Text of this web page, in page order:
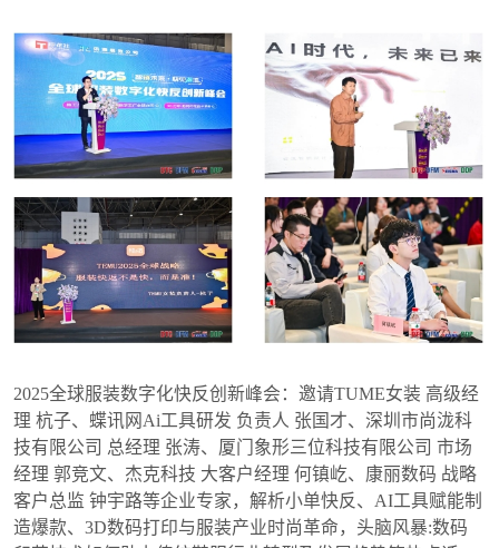
2025全球服装数字化快反创新峰会：邀请TUME女装 高级经
理 杭子、蝶讯网Ai工具研发 负责人 张国才、深圳市尚泷科
技有限公司 总经理 张涛、厦门象形三位科技有限公司 市场
经理 郭竞文、杰克科技 大客户经理 何镇屹、康丽数码 战略
客户总监 钟宇路等企业专家，解析小单快反、AI工具赋能制
造爆款、3D数码打印与服装产业时尚革命，头脑风暴:数码